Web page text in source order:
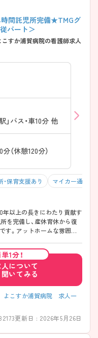
間託児所完備★TMGグ
パート＞
すか浦賀病院の看護師求人
」バス・車10分 他
（休憩120分）
・保育支援あり マイカー通勤可
年以上の長きにわたり貢献す
を完備し、産休育休から復
す。アットホームな雰囲気
面接対策ポイントなど、さら
談ください。
1分！
について
いてみる
よこすか浦賀病院 求人一
更新日 : 2026年5月26日